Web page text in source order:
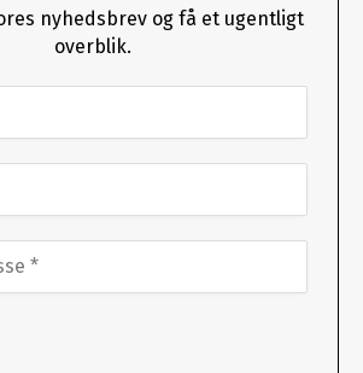
nyhedsbrev og få et ugentligt
overblik.